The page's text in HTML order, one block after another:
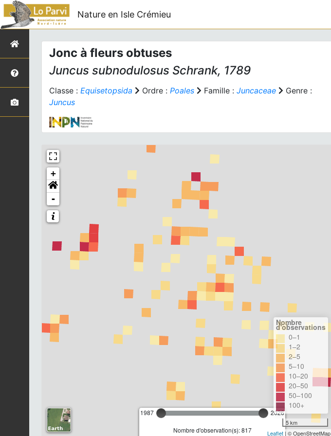
Nature en Isle Crémieu
Jonc à fleurs obtuses
Juncus subnodulosus Schrank, 1789
Classe : Equisetopsida Ordre : Poales Famille : Juncaceae
Genre :
Juncus
+
-
1987 2026
Nombre d'observation(s): 817
Nombre
d'observations
0–1
1–2
2–5
5–10
10–20
20–50
50–100
100+
5 km
Leaflet| © OpenStreetMap